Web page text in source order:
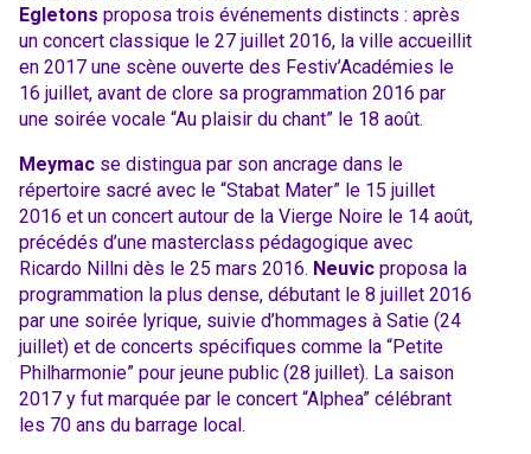
Egletons proposa trois événements distincts : après
un concert classique le 27 juillet 2016, la ville accueillit
en 2017 une scène ouverte des Festiv’Académies le
16 juillet, avant de clore sa programmation 2016 par
une soirée vocale “Au plaisir du chant” le 18 août.
Meymac se distingua par son ancrage dans le
répertoire sacré avec le “Stabat Mater” le 15 juillet
2016 et un concert autour de la Vierge Noire le 14 août,
précédés d’une masterclass pédagogique avec
Ricardo Nillni dès le 25 mars 2016. Neuvic proposa la
programmation la plus dense, débutant le 8 juillet 2016
par une soirée lyrique, suivie d’hommages à Satie (24
juillet) et de concerts spécifiques comme la “Petite
Philharmonie” pour jeune public (28 juillet). La saison
2017 y fut marquée par le concert “Alphea” célébrant
les 70 ans du barrage local.